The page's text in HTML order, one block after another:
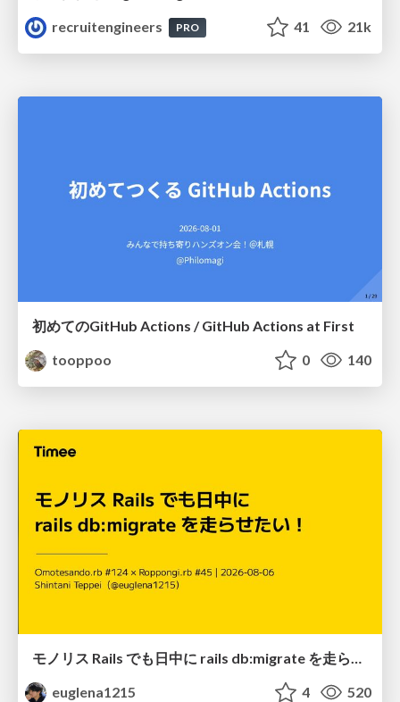
recruitengineers
PRO 41 21k
初めてのGitHub Actions / GitHub Actions at First
tooppoo
0 140
モノリス Rails でも日中に rails db:migrate を走らせたい！ / Daytime rails db:migrate on Monolithic Rails!
euglena1215
4 520